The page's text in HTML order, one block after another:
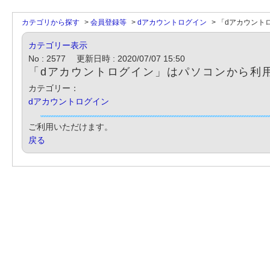
カテゴリから探す > 会員登録等 > dアカウントログイン > 「dアカウン
カテゴリー表示
No : 2577
更新日時 : 2020/07/07 15:50
「dアカウントログイン」はパソコンから利
カテゴリー：
dアカウントログイン
ご利用いただけます。
戻る